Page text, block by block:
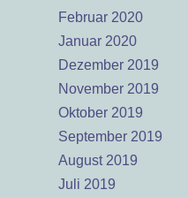
Februar 2020
Januar 2020
Dezember 2019
November 2019
Oktober 2019
September 2019
August 2019
Juli 2019